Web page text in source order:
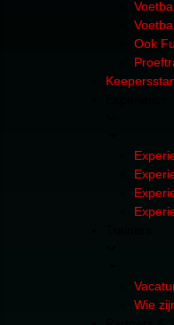
Ook
Wie